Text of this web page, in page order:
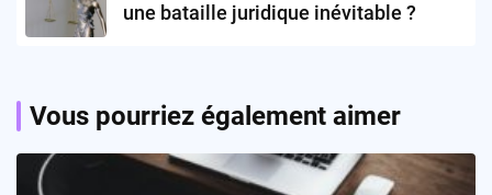
une bataille juridique inévitable ?
Vous pourriez également aimer